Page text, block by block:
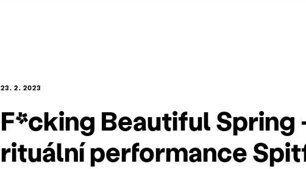
23. 2. 2023
F*cking Beautiful Spring
rituální performance